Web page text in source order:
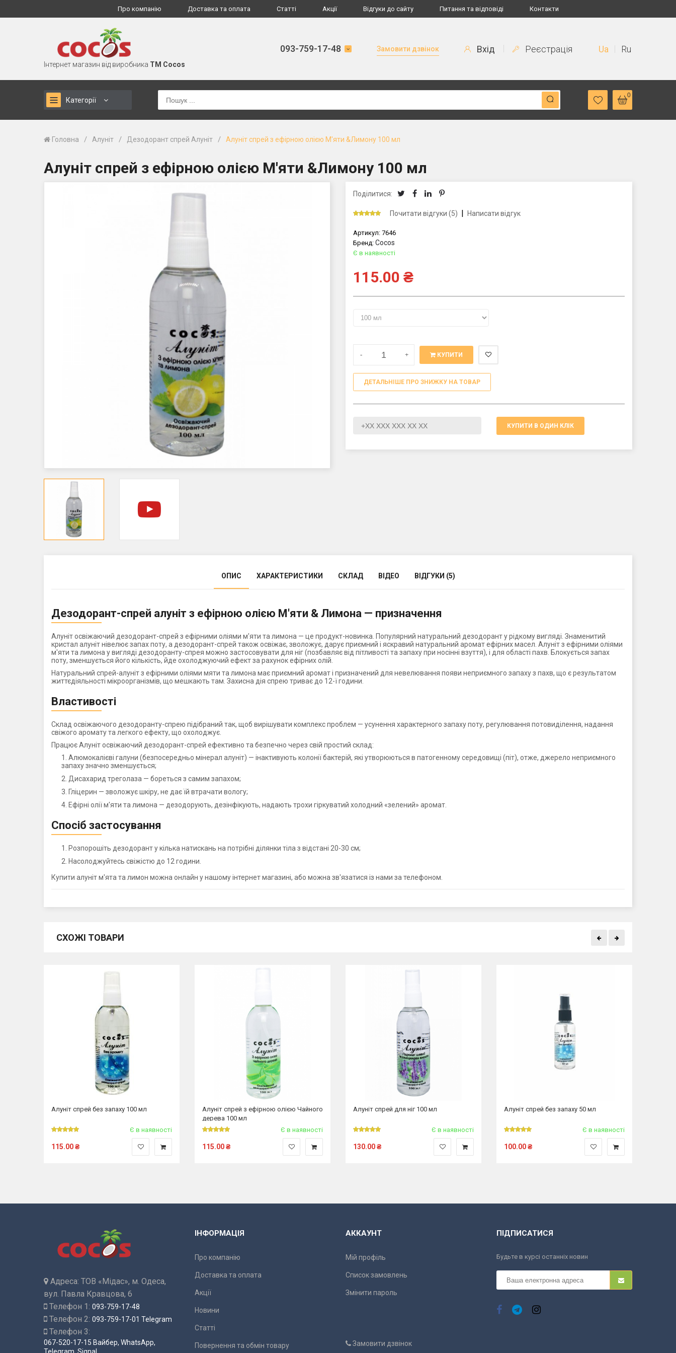
Про компанію Доставка та оплата Статті Акції Відгуки до сайту Питання та відповіді Контакти
Інтернет магазин від виробника TM Cocos
093-759-17-48 Замовити дзвінок Вхід Реєстрація Ua Ru
Категорії
0
Головна / Алуніт / Дезодорант спрей Алуніт / Алуніт спрей з ефірною олією М'яти &Лимону 100 мл
Алуніт спрей з ефірною олією М'яти &Лимону 100 мл
Поділитися:
Почитати відгуки (5) | Написати відгук
Артикул: 7646
Бренд: Cocos
Є в наявності
115.00 ₴
- + КУПИТИ
ДЕТАЛЬНІШЕ ПРО ЗНИЖКУ НА ТОВАР
КУПИТИ В ОДИН КЛІК
ОПИС ХАРАКТЕРИСТИКИ СКЛАД ВІДЕО ВІДГУКИ (5)
Дезодорант-спрей алуніт з ефірною олією М'яти & Лимона — призначення
Алуніт освіжаючий дезодорант-спрей з ефірними оліями м'яти та лимона — це продукт-новинка. Популярний натуральний дезодорант у рідкому вигляді. Знаменитий
кристал алуніт нівелює запах поту, а дезодорант-спрей також освіжає, зволожує, дарує приємний і яскравий натуральний аромат ефірних масел. Алуніт з ефірними оліями
м'яти та лимона у вигляді дезодоранту-спрея можно застосовувати для ніг (позбавляє від пітливості та запаху при носінні взуття), і для області пахв. Блокується запах
поту, зменшується його кількість, йде охолоджуючий ефект за рахунок ефірних олій.
Натуральний спрей-алуніт з ефірними оліями мяти та лимона має приємний аромат і призначений для невелювання появи неприємного запаху з пахв, що є результатом
життєдіяльності мікроорганізмів, що мешкають там. Захисна дія спрею триває до 12-ї години.
Властивості
Склад освіжаючого дезодоранту-спрею підібраний так, щоб вирішувати комплекс проблем — усунення характерного запаху поту, регулювання потовиділення, надання
свіжого аромату та легкого ефекту, що охолоджує.
Працює Алуніт освіжаючий дезодорант-спрей ефективно та безпечно через свій простий склад:
Алюмокалієві галуни (безпосередньо мінерал алуніт) — інактивують колонії бактерій, які утворюються в патогенному середовищі (піт), отже, джерело неприємного
запаху значно зменшується;
Дисахарид треголаза — бореться з самим запахом;
Гліцерин — зволожує шкіру, не дає їй втрачати вологу;
Ефірні олії м'яти та лимона — дезодорують, дезінфікують, надають трохи гіркуватий холодний «зелений» аромат.
Спосіб застосування
Розпорошіть дезодорант у кілька натискань на потрібні ділянки тіла з відстані 20-30 см;
Насолоджуйтесь свіжістю до 12 години.
Купити алуніт м'ята та лимон можна онлайн у нашому інтернет магазині, або можна зв'язатися із нами за телефоном.
СХОЖІ ТОВАРИ
Алуніт спрей без запаху 100 мл
Є в наявності
115.00₴
Алуніт спрей з ефірною олією Чайного
дерева 100 мл
Є в наявності
115.00₴
Алуніт спрей для ніг 100 мл
Є в наявності
130.00₴
Алуніт спрей без запаху 50 мл
Є в наявності
100.00₴
Адреса: ТОВ «Мідас», м. Одеса,
вул. Павла Кравцова, 6
Телефон 1: 093-759-17-48
Телефон 2: 093-759-17-01 Telegram
Телефон 3:
067-520-17-15 Вайбер, WhatsApp,
ІНФОРМАЦІЯ
Про компанію
Доставка та оплата
Акції
Новини
Статті
Повернення та обмін товару
АККАУНТ
Мій профіль
Список замовлень
Змінити пароль
Замовити дзвінок
ПІДПИСАТИСЯ
Будьте в курсі останніх новин